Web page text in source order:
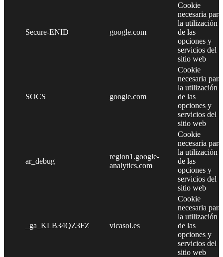
Secure-ENID google.com
Cookie
necesaria para
la utilización
de las
opciones y
servicios del
sitio web
SOCS google.com
Cookie
necesaria para
la utilización
de las
opciones y
servicios del
sitio web
ar_debug
region1.google-
analytics.com
Cookie
necesaria para
la utilización
de las
opciones y
servicios del
sitio web
_ga_KLB34QZ3FZ vicasol.es
Cookie
necesaria para
la utilización
de las
opciones y
servicios del
sitio web